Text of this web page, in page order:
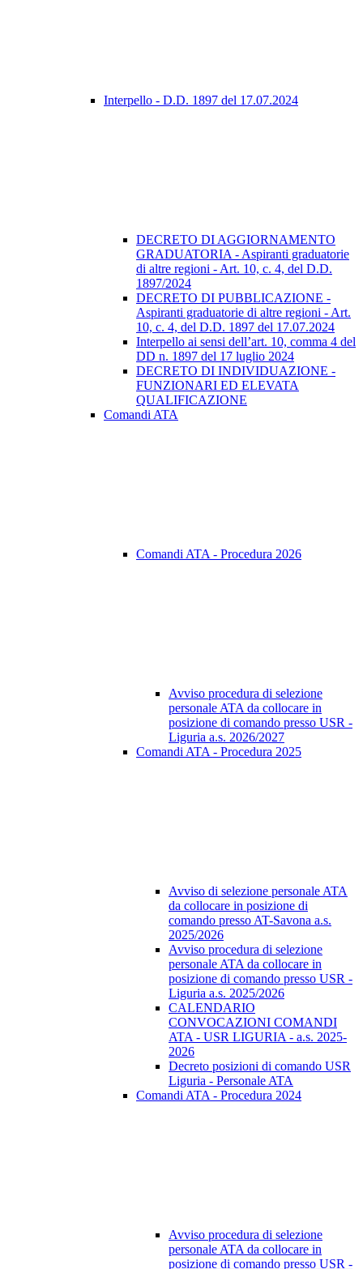
Interpello - D.D. 1897 del 17.07.2024
DECRETO DI AGGIORNAMENTO
GRADUATORIA - Aspiranti graduatorie
di altre regioni - Art. 10, c. 4, del D.D.
1897/2024
DECRETO DI PUBBLICAZIONE -
Aspiranti graduatorie di altre regioni - Art.
10, c. 4, del D.D. 1897 del 17.07.2024
Interpello ai sensi dell’art. 10, comma 4 del
DD n. 1897 del 17 luglio 2024
DECRETO DI INDIVIDUAZIONE -
FUNZIONARI ED ELEVATA
QUALIFICAZIONE
Comandi ATA
Comandi ATA - Procedura 2026
Avviso procedura di selezione
personale ATA da collocare in
posizione di comando presso USR -
Liguria a.s. 2026/2027
Comandi ATA - Procedura 2025
Avviso di selezione personale ATA
da collocare in posizione di
comando presso AT-Savona a.s.
2025/2026
Avviso procedura di selezione
personale ATA da collocare in
posizione di comando presso USR -
Liguria a.s. 2025/2026
CALENDARIO
CONVOCAZIONI COMANDI
ATA - USR LIGURIA - a.s. 2025-
2026
Decreto posizioni di comando USR
Liguria - Personale ATA
Comandi ATA - Procedura 2024
Avviso procedura di selezione
personale ATA da collocare in
posizione di comando presso USR -